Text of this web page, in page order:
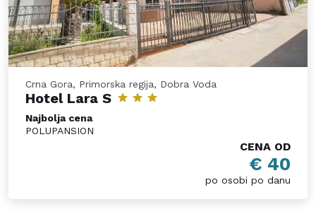
Crna Gora, Primorska regija, Dobra Voda
Hotel Lara S
Najbolja cena
POLUPANSION
CENA OD
€ 40
po osobi po danu